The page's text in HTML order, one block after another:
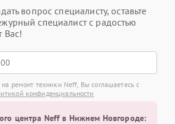
вопрос специалисту, оставьте
специалист с радостью
Вас!
ремонт техники Neff, Вы соглашаетесь с
конфиденциальности
центра Neff в Нижнем Новгороде: